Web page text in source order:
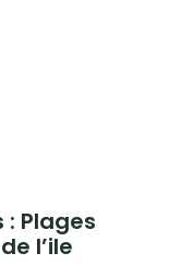
Plages
l’ile